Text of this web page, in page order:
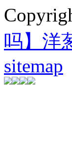
吗】洋
sitemap